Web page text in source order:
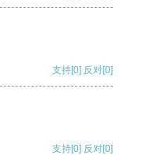
支持[0] 反对[0]
支持[0] 反对[0]